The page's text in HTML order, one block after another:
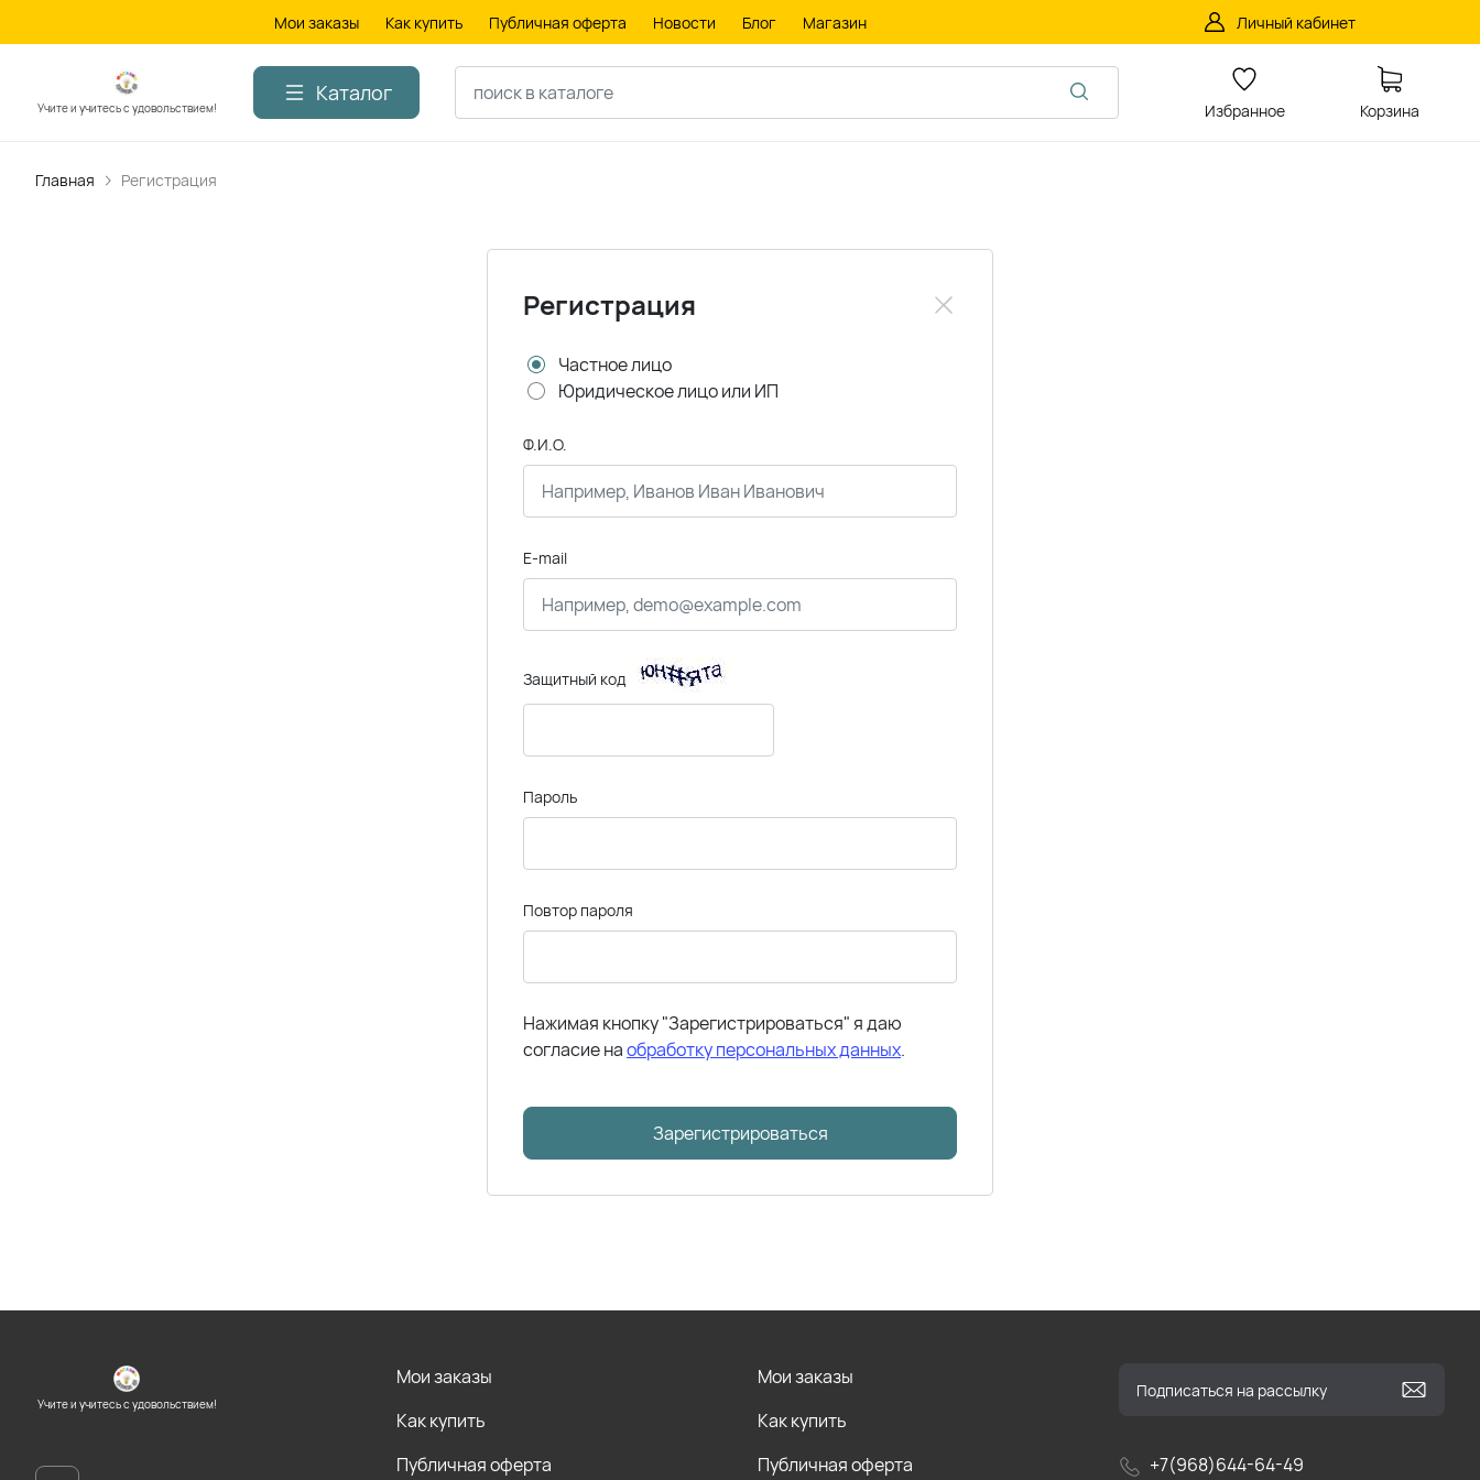
Мои заказы Как купить Публичная оферта Новости Блог Магазин Личный кабинет
Учите и учитесь с удовольствием!
Каталог
Избранное Корзина
Главная Регистрация
Регистрация
Частное лицо
Юридическое лицо или ИП
Ф.И.О.
E-mail
Защитный код
Пароль
Повтор пароля
Нажимая кнопку "Зарегистрироваться" я даю
согласие наобработку персональных данных.
Зарегистрироваться
Учите и учитесь с удовольствием!
+7(968)644-64-49
Мои заказы
Как купить
Публичная оферта
Мои заказы
Как купить
Публичная оферта